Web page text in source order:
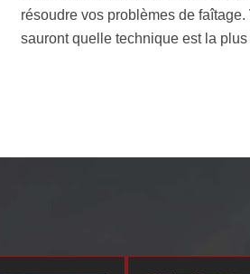
résoudre vos problèmes de
sauront quelle technique est la